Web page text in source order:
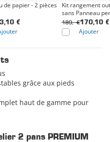
de papier - 2 pièces
€
Kit rangement
sans Panneau
170,10 €
189,- €
Ajouter
grâce aux pieds
haut de gamme pour
2 pans PREMIUM